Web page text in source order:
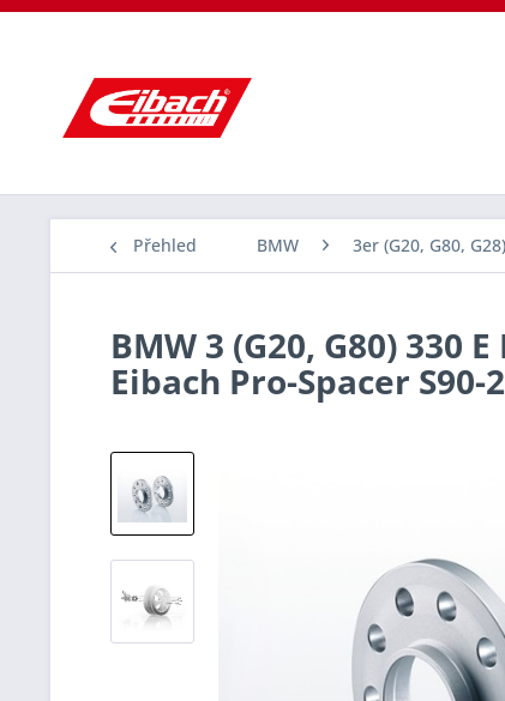
Přehled BMW 3er (G20, G80, G28)
BMW 3 (G20, G80) 330
Eibach Pro-Spacer